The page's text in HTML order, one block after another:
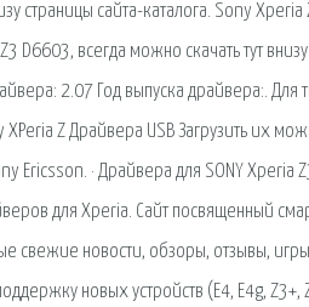
страницы сайта-каталога. Sony
D6603, всегда можно скачать тут
2.07 Год выпуска драйвера:.
Z Драйвера USB Загрузить их
Ericsson. · Драйвера для SONY
для Xperia. Сайт посвященный
свежие новости, обзоры, отзывы,
новых устройств (E4, E4g,